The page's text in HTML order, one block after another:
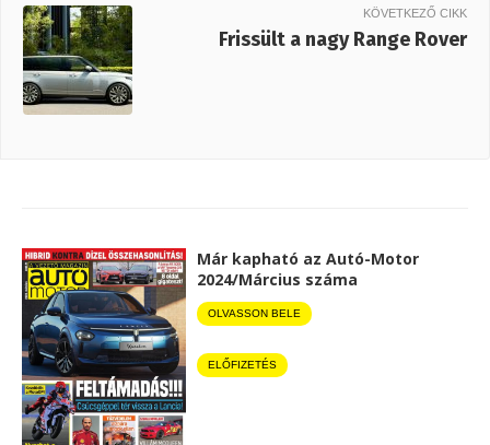
KÖVETKEZŐ CIKK
Frissült a nagy Range Rover
Már kapható az Autó-Motor
2024/Március száma
OLVASSON BELE
ELŐFIZETÉS